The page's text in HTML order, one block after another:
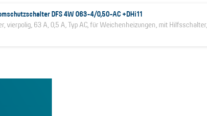
DFS 4W 063-4/0,50-AC +DHi11
vierpolig, 63 A, 0,5 A, Typ AC, für Weichenheizungen, mit Hilfsschalter,